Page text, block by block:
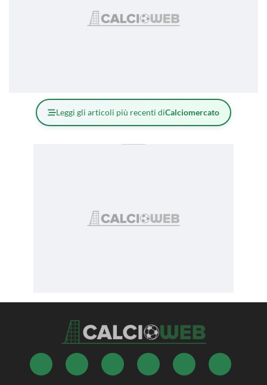
Leggi gli articoli più recenti diCalciomercato